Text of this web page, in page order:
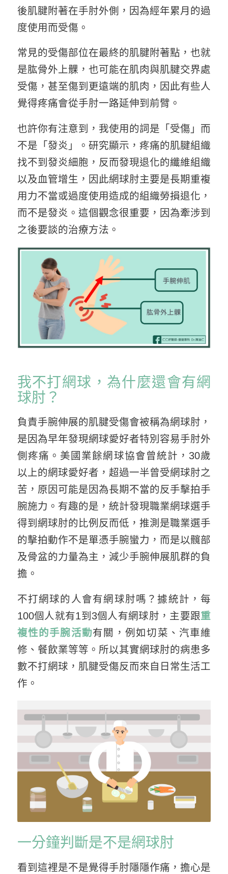
後肌腱附著在手肘外側，因為經年累月的過
度使用而受傷。
常見的受傷部位在最終的肌腱附著點，也就
是肱骨外上髁，也可能在肌肉與肌腱交界處
受傷，甚至傷到更遠端的肌肉，因此有些人
覺得疼痛會從手肘一路延伸到前臂。
也許你有注意到，我使用的詞是「受傷」而
不是「發炎」。研究顯示，疼痛的肌腱組織
找不到發炎細胞，反而發現退化的纖維組織
以及血管增生，因此網球肘主要是長期重複
用力不當或過度使用造成的組織勞損退化，
而不是發炎。這個觀念很重要，因為牽涉到
之後要談的治療方法。
我不打網球，為什麼還會有網
球肘？
負責手腕伸展的肌腱受傷會被稱為網球肘，
是因為早年發現網球愛好者特別容易手肘外
側疼痛。美國業餘網球協會曾統計，30歲
以上的網球愛好者，超過一半曾受網球肘之
苦，原因可能是因為長期不當的反手擊拍手
腕施力。有趣的是，統計發現職業網球選手
得到網球肘的比例反而低，推測是職業選手
的擊拍動作不是單憑手腕蠻力，而是以髖部
及骨盆的力量為主，減少手腕伸展肌群的負
擔。
不打網球的人會有網球肘嗎？據統計，每
100個人就有1到3個人有網球肘，主要跟重
複性的手腕活動有關，例如切菜、汽車維
修、餐飲業等等。所以其實網球肘的病患多
數不打網球，肌腱受傷反而來自日常生活工
作。
一分鐘判斷是不是網球肘
看到這裡是不是覺得手肘隱隱作痛，擔心是